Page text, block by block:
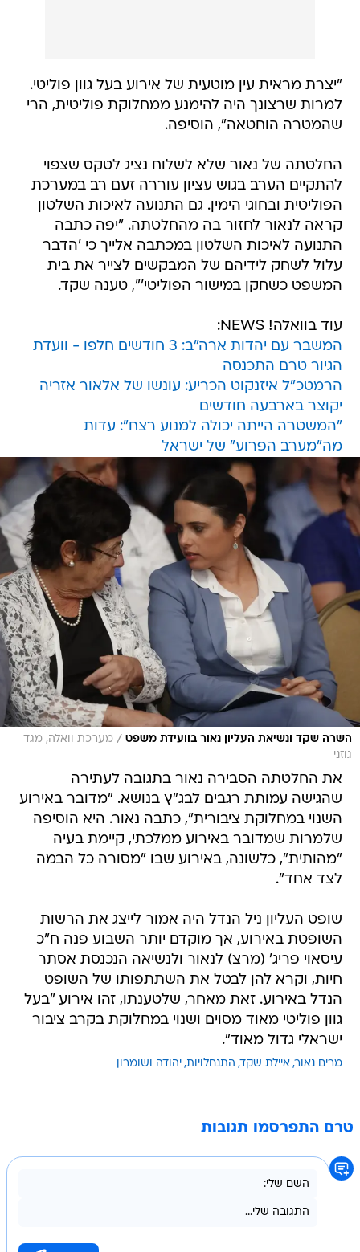
"יצרת מראית עין מוטעית של אירוע בעל גוון פוליטי.
למרות שרצונך היה להימנע ממחלוקת פוליטית, הרי
שהמטרה הוחטאה", הוסיפה.
החלטתה של נאור שלא לשלוח נציג לטקס שצפוי
להתקיים הערב בגוש עציון עוררה זעם רב במערכת
הפוליטית ובחוגי הימין. גם התנועה לאיכות השלטון
קראה לנאור לחזור בה מהחלטתה. "יפה כתבה
התנועה לאיכות השלטון במכתבה אלייך כי 'הדבר
עלול לשחק לידיהם של המבקשים לצייר את בית
המשפט כשחקן במישור הפוליטי'", טענה שקד.
עוד בוואלה! NEWS:
המשבר עם יהדות ארה"ב: 3 חודשים חלפו - וועדת
הגיור טרם התכנסה
הרמטכ"ל איזנקוט הכריע: עונשו של אלאור אזריה
יקוצר בארבעה חודשים
"המשטרה הייתה יכולה למנוע רצח": עדות
מה"מערב הפרוע" של ישראל
השרה שקד ונשיאת העליון נאור בוועידת משפט / מערכת וואלה, מגד
גוזני
את החלטתה הסבירה נאור בתגובה לעתירה
שהגישה עמותת רגבים לבג"ץ בנושא. "מדובר באירוע
השנוי במחלוקת ציבורית", כתבה נאור. היא הוסיפה
שלמרות שמדובר באירוע ממלכתי, קיימת בעיה
"מהותית", כלשונה, באירוע שבו "מסורה כל הבמה
לצד אחד".
שופט העליון ניל הנדל היה אמור לייצג את הרשות
השופטת באירוע, אך מוקדם יותר השבוע פנה ח"כ
עיסאוי פריג' (מרצ) לנאור ולנשיאה הנכנסת אסתר
חיות, וקרא להן לבטל את השתתפותו של השופט
הנדל באירוע. זאת מאחר, שלטענתו, זהו אירוע "בעל
גוון פוליטי מאוד מסוים ושנוי במחלוקת בקרב ציבור
ישראלי גדול מאוד".
מרים נאור איילת שקד התנחלויות יהודה ושומרון
טרם התפרסמו תגובות